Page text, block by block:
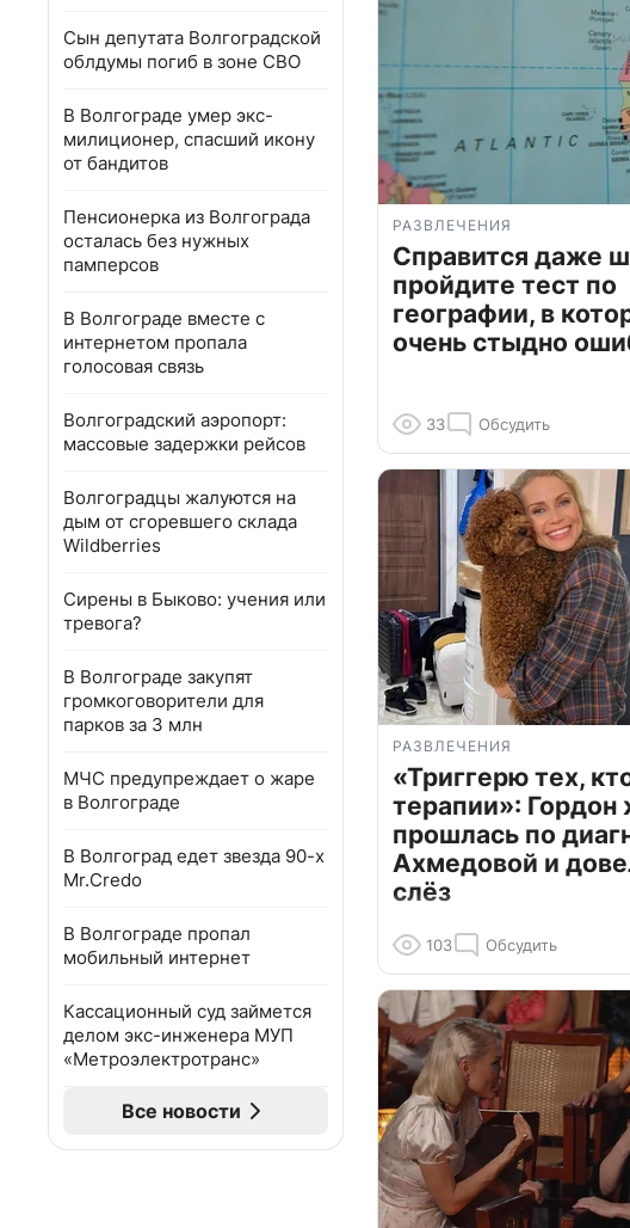
Сын депутата Волгоградской
облдумы погиб в зоне СВО
В Волгограде умер экс-
милиционер, спасший икону
от бандитов
Пенсионерка из Волгограда
осталась без нужных
памперсов
В Волгограде вместе с
интернетом пропала
голосовая связь
Волгоградский аэропорт:
массовые задержки рейсов
Волгоградцы жалуются на
дым от сгоревшего склада
Wildberries
Сирены в Быково: учения или
тревога?
В Волгограде закупят
громкоговорители для
парков за 3 млн
МЧС предупреждает о жаре
в Волгограде
В Волгоград едет звезда 90-х
Mr.Credo
В Волгограде пропал
мобильный интернет
Кассационный суд займется
делом экс-инженера МУП
«Метроэлектротранс»
Все новости
РАЗВЛЕЧЕНИЯ
Справится даже
пройдите тест по
географии, в
очень стыдно
33 Обсудить
РАЗВЛЕЧЕНИЯ
«Триггерю тех,
терапии»: Гордон
прошлась по
Ахмедовой и
слёз
103 Обсудить